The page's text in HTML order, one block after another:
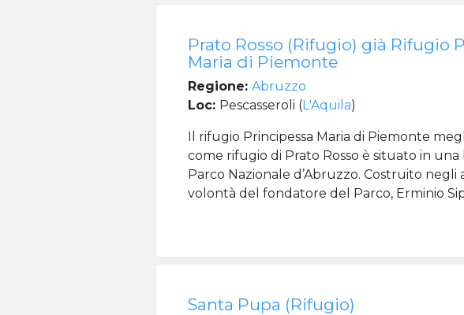
Prato Rosso (Rifugio) già Rifugio
Maria di Piemonte
Regione: Abruzzo
Loc: Pescasseroli (L'Aquila)
Il rifugio Principessa Maria di Piemonte
come rifugio di Prato Rosso è situato in una
Parco Nazionale d’Abruzzo. Costruito negli
volontà del fondatore del Parco, Erminio
Santa Pupa (Rifugio)